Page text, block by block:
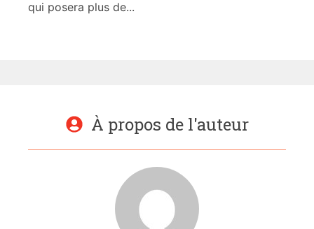
qui posera plus de...
À propos de l'auteur